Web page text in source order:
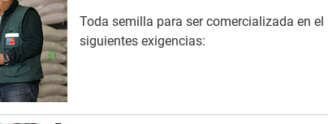
Toda semilla para ser comercializada en
siguientes exigencias: